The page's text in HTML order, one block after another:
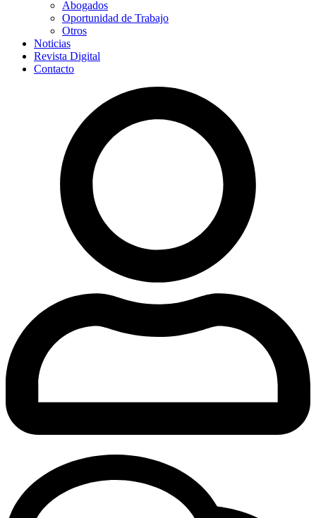
Abogados
Oportunidad de Trabajo
Otros
Noticias
Revista Digital
Contacto